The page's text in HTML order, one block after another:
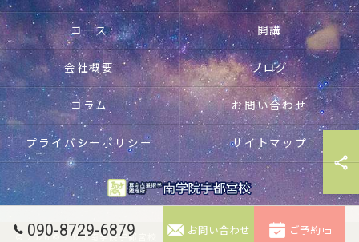
090-8729-6879 お問い合わせ ご予約
コース 開講
会社概要 ブログ
コラム お問い合わせ
プライバシーポリシー サイトマップ
© 2026 © 2025 南学院宇都宮校. 無断転載禁止。 ALL RIGHTS RESERVED.